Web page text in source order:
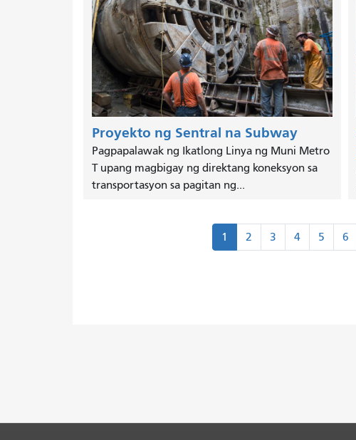
Proyekto ng Sentral na Subway
Pagpapalawak ng Ikatlong Linya ng Muni Metro
T upang magbigay ng direktang koneksyon sa
transportasyon sa pagitan ng...
1 2 3 4 5 6